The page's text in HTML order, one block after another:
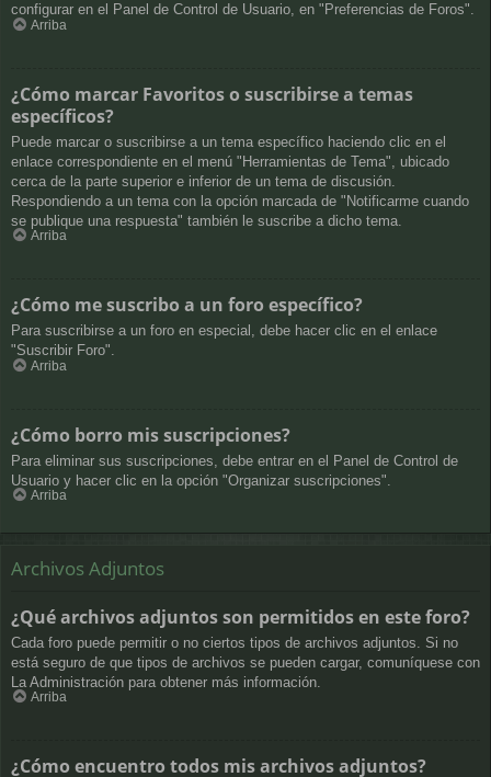
configurar en el Panel de Control de Usuario, en "Preferencias de Foros".
Arriba
¿Cómo marcar Favoritos o suscribirse a temas
específicos?
Puede marcar o suscribirse a un tema específico haciendo clic en el
enlace correspondiente en el menú "Herramientas de Tema", ubicado
cerca de la parte superior e inferior de un tema de discusión.
Respondiendo a un tema con la opción marcada de "Notificarme cuando
se publique una respuesta" también le suscribe a dicho tema.
Arriba
¿Cómo me suscribo a un foro específico?
Para suscribirse a un foro en especial, debe hacer clic en el enlace
"Suscribir Foro".
Arriba
¿Cómo borro mis suscripciones?
Para eliminar sus suscripciones, debe entrar en el Panel de Control de
Usuario y hacer clic en la opción "Organizar suscripciones".
Arriba
Archivos Adjuntos
¿Qué archivos adjuntos son permitidos en este foro?
Cada foro puede permitir o no ciertos tipos de archivos adjuntos. Si no
está seguro de que tipos de archivos se pueden cargar, comuníquese con
La Administración para obtener más información.
Arriba
¿Cómo encuentro todos mis archivos adjuntos?